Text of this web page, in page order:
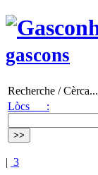
gascons
Recherche / Cèrca...
Lòcs :
| 3